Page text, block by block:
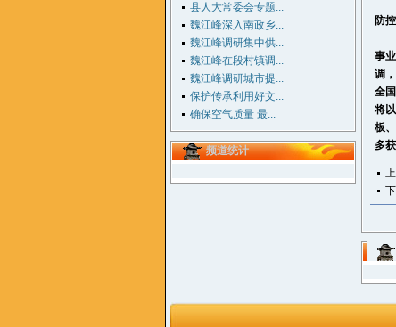
县人大常委会专题...
魏江峰深入南政乡...
魏江峰调研集中供...
魏江峰在段村镇调...
魏江峰调研城市提...
保护传承利用好文...
确保空气质量 最...
频道统计
防
事
调
全
将
板
多